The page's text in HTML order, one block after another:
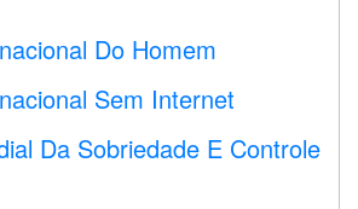
Do Homem
Sem Internet
Da Sobriedade E Controle